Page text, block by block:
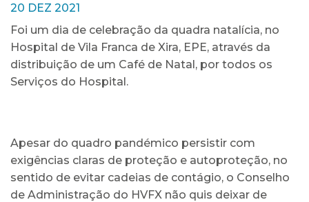
20 DEZ 2021
Foi um dia de celebração da quadra natalícia, no
Hospital de Vila Franca de Xira, EPE, através da
distribuição de um Café de Natal, por todos os
Serviços do Hospital.
Apesar do quadro pandémico persistir com
exigências claras de proteção e autoproteção, no
sentido de evitar cadeias de contágio, o Conselho
de Administração do HVFX não quis deixar de